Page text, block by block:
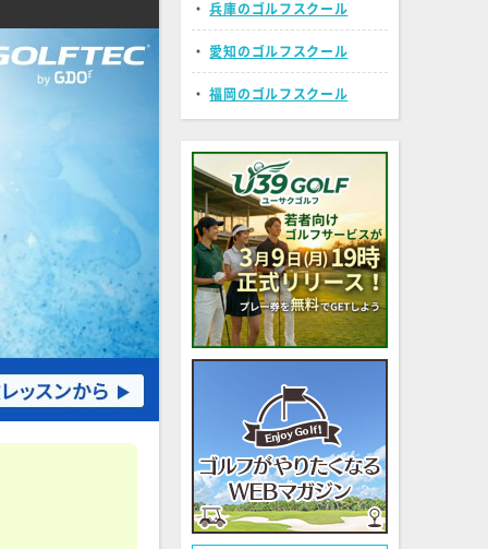
・兵庫のゴルフスクール
・愛知のゴルフスクール
・福岡のゴルフスクール